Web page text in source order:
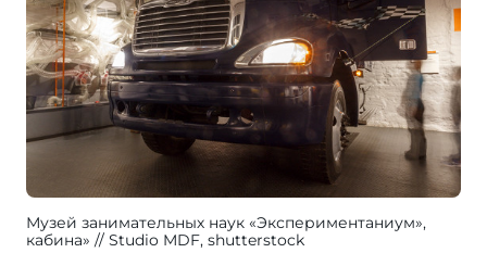
Музей занимательных наук «Экспериментаниум»,
кабина»
Studio MDF, shutterstock